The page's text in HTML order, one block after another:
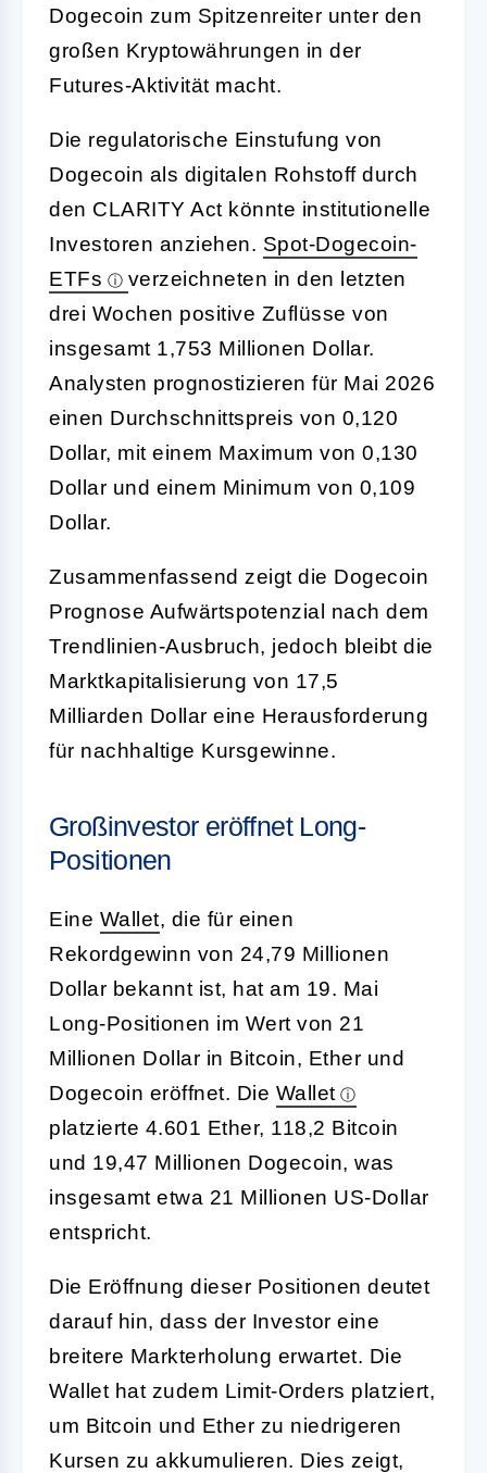
Dogecoin zum Spitzenreiter unter den
großen Kryptowährungen in der
Futures-Aktivität macht.
Die regulatorische Einstufung von
Dogecoin als digitalen Rohstoff durch
den CLARITY Act könnte institutionelle
Investoren anziehen. Spot-Dogecoin-
ETFs
verzeichneten in den letzten
drei Wochen positive Zuflüsse von
insgesamt 1,753 Millionen Dollar.
Analysten prognostizieren für Mai 2026
einen Durchschnittspreis von 0,120
Dollar, mit einem Maximum von 0,130
Dollar und einem Minimum von 0,109
Dollar.
Zusammenfassend zeigt die Dogecoin
Prognose Aufwärtspotenzial nach dem
Trendlinien-Ausbruch, jedoch bleibt die
Marktkapitalisierung von 17,5
Milliarden Dollar eine Herausforderung
für nachhaltige Kursgewinne.
Großinvestor eröffnet Long-
Positionen
Eine Wallet, die für einen
Rekordgewinn von 24,79 Millionen
Dollar bekannt ist, hat am 19. Mai
Long-Positionen im Wert von 21
Millionen Dollar in Bitcoin, Ether und
Dogecoin eröffnet. Die Wallet
platzierte 4.601 Ether, 118,2 Bitcoin
und 19,47 Millionen Dogecoin, was
insgesamt etwa 21 Millionen US-Dollar
entspricht.
Die Eröffnung dieser Positionen deutet
darauf hin, dass der Investor eine
breitere Markterholung erwartet. Die
Wallet hat zudem Limit-Orders platziert,
um Bitcoin und Ether zu niedrigeren
Kursen zu akkumulieren. Dies zeigt,